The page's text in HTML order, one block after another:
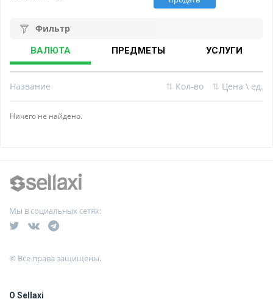
Фильтр
ВАЛЮТА ПРЕДМЕТЫ УСЛУГИ
Название ⇅ Кол-во ⇅ Цена \ ед.
Ничего не найдено.
Мы в социальных сетях:
© Все права защищены.
О Sellaxi